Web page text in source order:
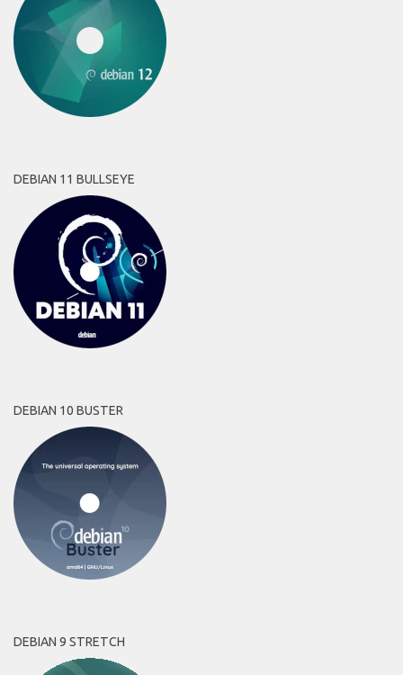
DEBIAN 11 BULLSEYE
DEBIAN 10 BUSTER
DEBIAN 9 STRETCH